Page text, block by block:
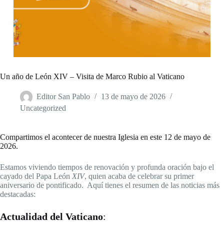
Un año de León XIV – Visita de Marco Rubio al Vaticano
Editor San Pablo
13 de mayo de 2026
Uncategorized
Compartimos el acontecer de nuestra Iglesia en este 12 de mayo de
2026.
Estamos viviendo tiempos de renovación y profunda oración bajo el
cayado del Papa León XIV, quien acaba de celebrar su primer
aniversario de pontificado. Aquí tienes el resumen de las noticias más
destacadas:
Actualidad del Vaticano: